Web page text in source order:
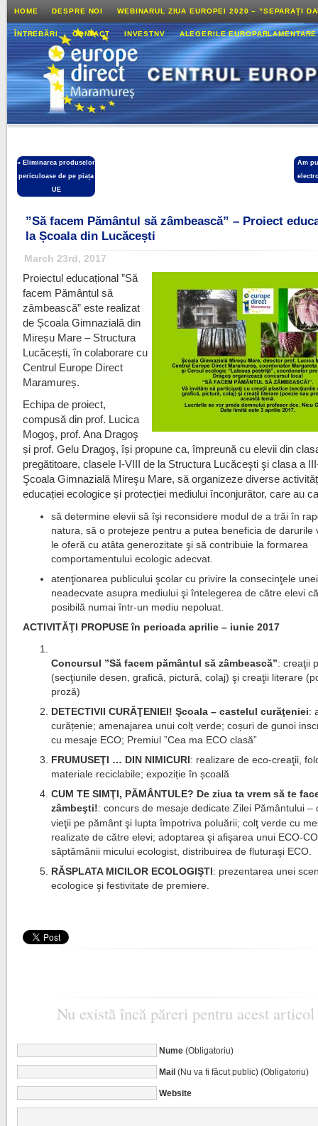
HOME DESPRE NOI WEBINARUL ZIUA EUROPEI 2020 – ”SEPARAȚI
ÎNTREBĂRI CONTACT INVESTNV ALEGERILE
« Eliminarea produselor
periculoase de pe piața
UE
Am
”Să facem Pământul să zâmbească” – Proiect
la Școala din Lucăcești
March 23rd, 2017
Proiectul educațional ”Să
facem Pământul să
zâmbească” este realizat
de Școala Gimnazială din
Mireșu Mare – Structura
Lucăcești, în colaborare cu
Centrul Europe Direct
Maramureș.
Echipa de proiect,
compusă din prof. Lucica
Mogoş, prof. Ana Dragoş
și prof. Gelu Dragoş, își propune ca, împreună cu elevii din
pregătitoare, clasele I-VIII de la Structura Lucăceşti şi clasa a
Şcoala Gimnazială Mireşu Mare, să organizeze diverse
educației ecologice și protecției mediului înconjurător, care au
să determine elevii să îşi reconsidere modul de a trăi în
natura, să o protejeze pentru a putea beneficia de darurile
le oferă cu atâta generozitate şi să contribuie la formarea
comportamentului ecologic adecvat.
atenţionarea publicului şcolar cu privire la consecinţele
neadecvate asupra mediului şi întelegerea de către elevi
posibilă numai într-un mediu nepoluat.
ACTIVITĂŢI PROPUSE în perioada aprilie – iunie 2017
Concursul ”Să facem pământul să zâmbească”: creaţii
(secţiunile desen, grafică, pictură, colaj) şi creaţii literare
proză)
DETECTIVII CURĂŢENIEI!Şcoala – castelul curăţeniei:
curățenie; amenajarea unui colț verde; coșuri de gunoi
cu mesaje ECO; Premiul ”Cea ma ECO clasă”
FRUMUSEŢI … DIN NIMICURI: realizare de eco-creaţii,
materiale reciclabile; expoziție în școală
CUM TE SIMŢI, PĂMÂNTULE? De ziua ta vrem să te
zâmbeşti!: concurs de mesaje dedicate Zilei Pământului –
vieţii pe pământ şi lupta împotriva poluării; colţ verde cu
realizate de către elevi; adoptarea şi afişarea unui ECO-
săptămânii micului ecologist, distribuirea de fluturaşi ECO.
RĂSPLATA MICILOR ECOLOGIŞTI: prezentarea unei
ecologice şi festivitate de premiere.
Nu există încă păreri pentru acest articol
Nume(Obligatoriu)
Mail(Nu va fi făcut public) (Obligatoriu)
Website